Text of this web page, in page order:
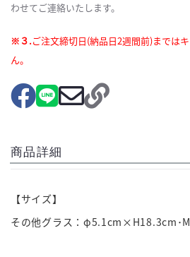
わせてご連絡いたします。
※３.ご注文締切日(納品日2週間前)までは
ん。
商品詳細
【サイズ】
その他グラス：φ5.1cm×H18.3cm･